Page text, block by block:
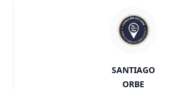
SANTIAGO
ORBE